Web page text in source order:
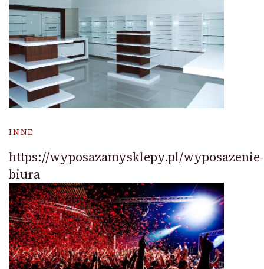
INNE
https://wyposazamysklepy.pl/wyposazenie-
biura